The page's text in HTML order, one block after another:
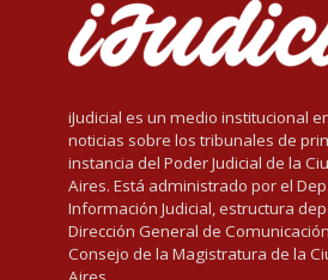
iJudicial es un medio institucional
noticias sobre los tribunales de
instancia del Poder Judicial de la
Aires. Está administrado por el
Información Judicial, estructura
Dirección General de
Consejo de la Magistratura de la